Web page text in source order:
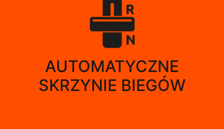
AUTOMATYCZNE
SKRZYNIE BIEGÓW